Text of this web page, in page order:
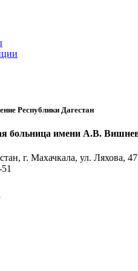
Республики Дагестан
больница имени А.В.
г. Махачкала, ул. Ляхова, 47